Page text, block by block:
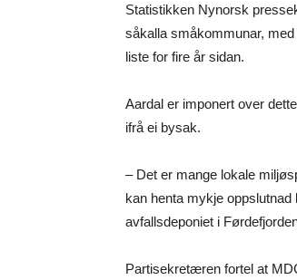
Statistikken Nynorsk
såkalla småkommunar,
liste for fire år sidan.
Aardal er imponert over
ifrå ei bysak.
– Det er mange lokale
kan henta mykje
avfallsdeponiet i
Partisekretæren fortel at